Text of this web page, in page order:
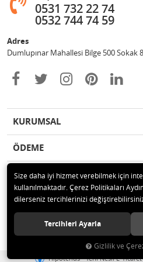
0531 732 22 74
0532 744 74 59
Adres
Dumlupınar Mahallesi Bilge 500 Sokak
KURUMSAL
ÖDEME
İLETİŞİM
© 2020 MAG OTOMOTİV
Hipotenüs Yeni Nesil E-Ticaret
Size daha iyi hizmet verebilmek için
kullanılmaktadır. Çerez Politikaları
dilerseniz tercihlerinizi
Tercihleri Ayarla
Gizlilik ve